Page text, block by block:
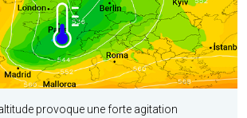
provoque une forte agitation